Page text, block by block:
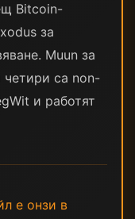
Bitcoin-
за
Muun за
са non-
и работят
е онзи в